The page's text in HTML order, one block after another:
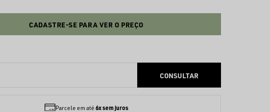
CADASTRE-SE PARA VER O PREÇO
Parcele em até 6x sem juros